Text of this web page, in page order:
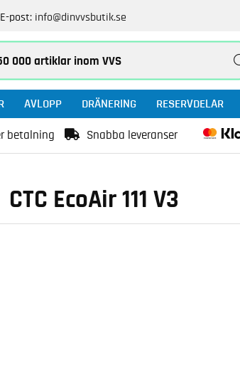
E-post: info@dinvvsbutik.se
AVLOPP DRÄNERING RESERVDELAR
betalning Snabba leveranser
CTC EcoAir 111 V3